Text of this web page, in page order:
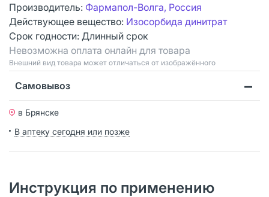
Производитель: Фармапол-Волга, Россия
Действующее вещество: Изосорбида динитрат
Срок годности: Длинный срок
Невозможна оплата онлайн для товара
Bнешний вид товара может отличаться от изображённого
Самовывоз
в Брянске
В аптеку сегодня или позже
Инструкция по применению